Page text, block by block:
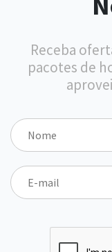
Receba
pacotes de